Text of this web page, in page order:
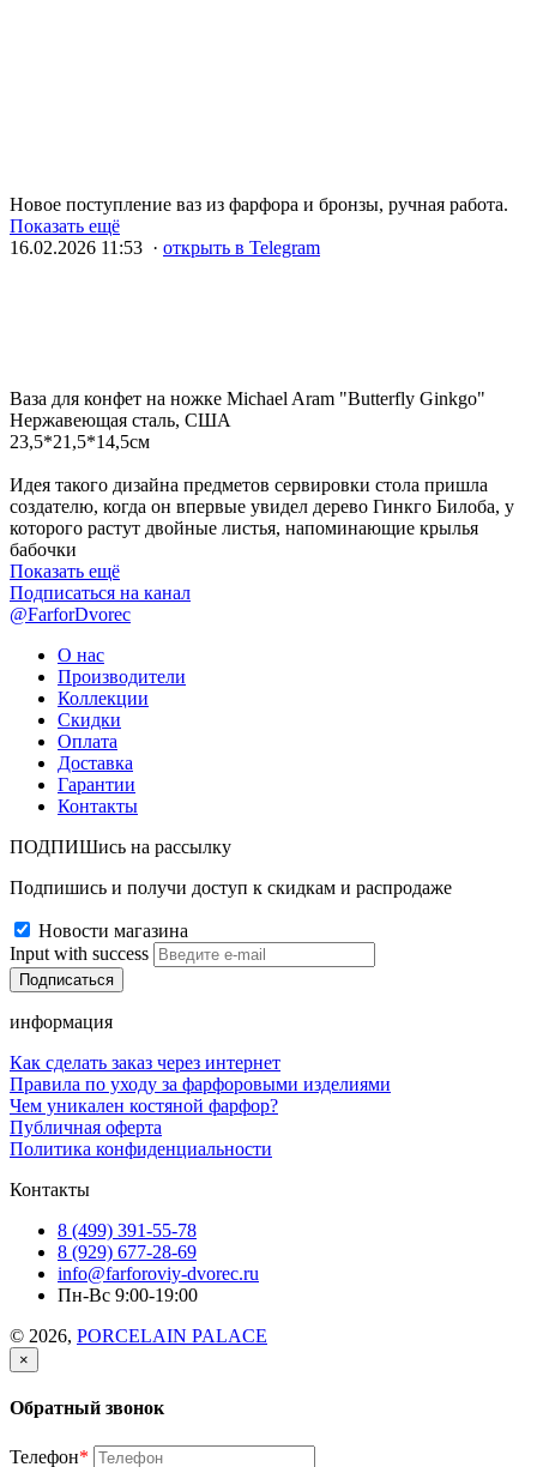
Новое поступление ваз из фарфора и бронзы, ручная работа.
Показать ещё
16.02.2026 11:53 · открыть в Telegram
Ваза для конфет на ножке Michael Aram "Butterfly Ginkgo"
Нержавеющая сталь, США
23,5*21,5*14,5см
Идея такого дизайна предметов сервировки стола пришла
создателю, когда он впервые увидел дерево Гинкго Билоба, у
которого растут двойные листья, напоминающие крылья
бабочки
Показать ещё
Подписаться на канал
@FarforDvorec
О нас
Производители
Коллекции
Скидки
Оплата
Доставка
Гарантии
Контакты
ПОДПИШись на рассылку
Подпишись и получи доступ к скидкам и распродаже
Новости магазина
Input with success
информация
Как сделать заказ через интернет
Правила по уходу за фарфоровыми изделиями
Чем уникален костяной фарфор?
Публичная оферта
Политика конфиденциальности
Контакты
8 (499) 391-55-78
8 (929) 677-28-69
info@farforoviy-dvorec.ru
Пн-Вс 9:00-19:00
© 2026, PORCELAIN PALACE
×
Обратный звонок
Телефон*